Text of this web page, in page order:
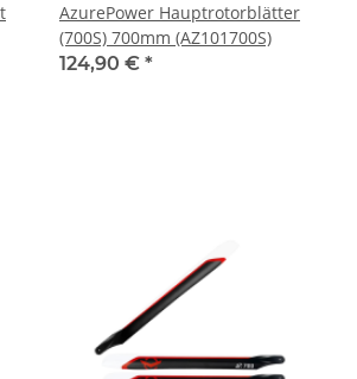
AzurePower Hauptrotorblätter
(700S) 700mm (AZ101700S)
124,90 € *